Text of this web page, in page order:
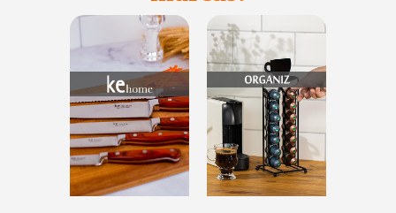
Casa e
Organização
Utilidades de